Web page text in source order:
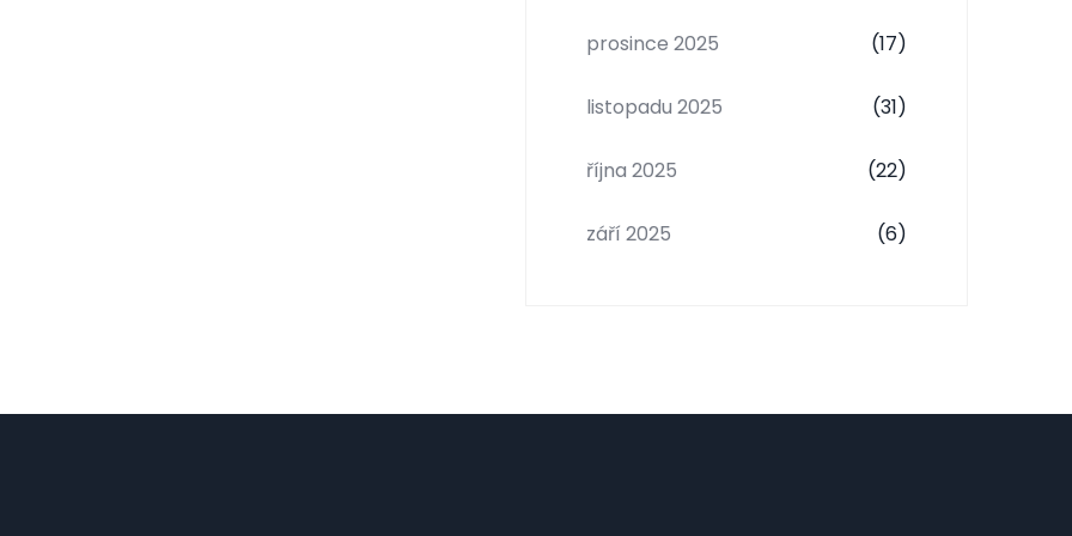
prosince 2025 (17)
listopadu 2025 (31)
října 2025 (22)
září 2025 (6)